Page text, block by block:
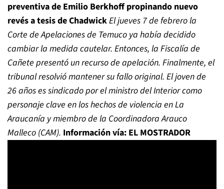
preventiva de Emilio Berkhoff propinando nuevo
revés a tesis de ChadwickEl jueves 7 de febrero la
Corte de Apelaciones de Temuco ya había decidido
cambiar la medida cautelar. Entonces, la Fiscalía de
Cañete presentó un recurso de apelación. Finalmente, el
tribunal resolvió mantener su fallo original. El joven de
26 años es sindicado por el ministro del Interior como
personaje clave en los hechos de violencia en La
Araucanía y miembro de la Coordinadora Arauco
Malleco (CAM). Información vía: EL MOSTRADOR